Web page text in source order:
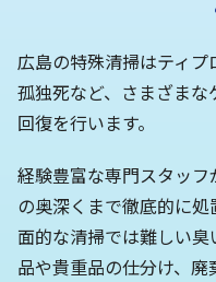
広島の特殊清掃はティ
孤独死など、さまざま
回復を行います。
経験豊富な専門スタッ
の奥深くまで徹底的に
面的な清掃では難しい
品や貴重品の仕分け、